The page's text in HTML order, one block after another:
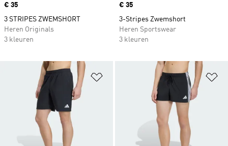
Price
€ 35
3 STRIPES ZWEMSHORT
Heren Originals
3 kleuren
Price
€ 35
3-Stripes Zwemshort
Heren Sportswear
3 kleuren
Op verlanglijst zetten